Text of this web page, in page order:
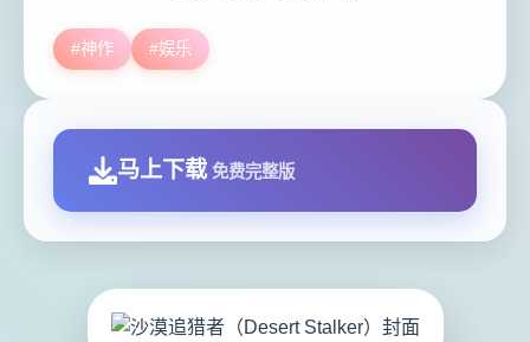
#神作 #娱乐
马上下载 免费完整版